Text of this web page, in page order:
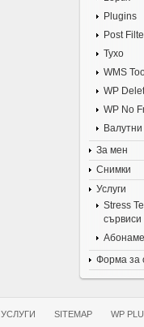
Plugins
Post
Tyxo
WMS
WP
WP No
За мен
Снимки
Услуги
Stress
сървиси
Форма за
УСЛУГИ SITEMAP WP